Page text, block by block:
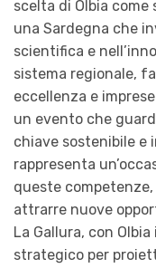
scelta di Olbia come
una Sardegna che
scientifica e
sistema regionale,
eccellenza e
un evento che
chiave sostenibile e
rappresenta
queste
attrarre nuove
La Gallura, con
strategico per